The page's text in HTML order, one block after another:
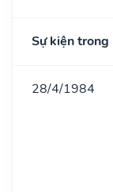
Sự kiện trong
28/4/1984